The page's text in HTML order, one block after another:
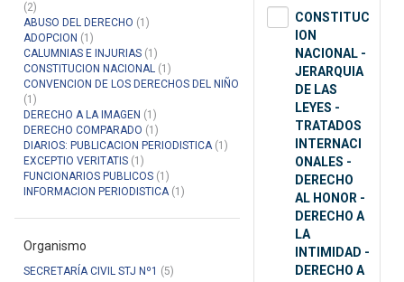
(2)
ABUSO DEL DERECHO (1)
ADOPCION (1)
CALUMNIAS E INJURIAS (1)
CONSTITUCION NACIONAL (1)
CONVENCION DE LOS DERECHOS DEL NIÑO
(1)
DERECHO A LA IMAGEN (1)
DERECHO COMPARADO (1)
DIARIOS: PUBLICACION PERIODISTICA(1)
EXCEPTIO VERITATIS (1)
FUNCIONARIOS PUBLICOS (1)
INFORMACION PERIODISTICA(1)
Organismo
SECRETARÍA CIVIL STJ Nº1 (5)
CONSTITUC
ION
NACIONAL -
JERARQUIA
DE LAS
LEYES -
TRATADOS
INTERNACI
ONALES -
DERECHO
AL HONOR -
DERECHO A
LA
INTIMIDAD -
DERECHO A